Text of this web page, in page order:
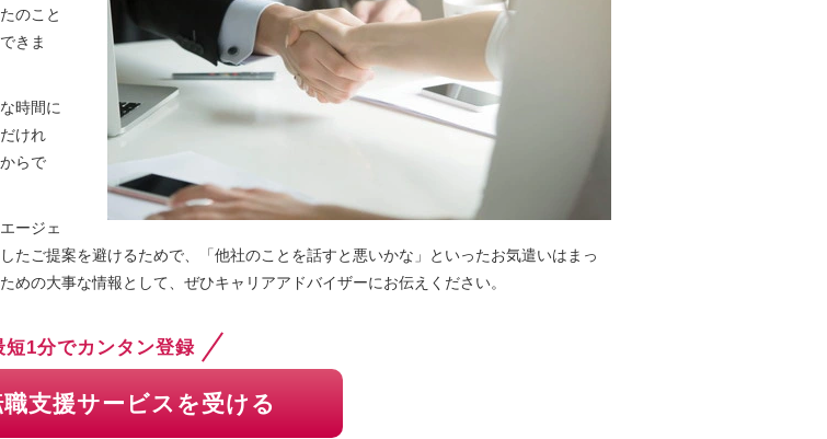
のこと
きま
時間に
けれ
らで
ージェ
たご提案を避けるためで、「他社のことを話すと悪いかな」といったお気遣いはまっ
の大事な情報として、ぜひキャリアアドバイザーにお伝えください。
短1分でカンタン登録
支援サービスを受ける